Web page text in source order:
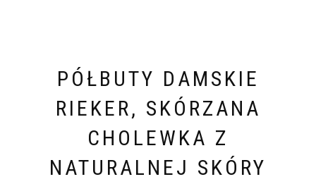
PÓŁBUTY DAMSKIE
RIEKER, SKÓRZANA
CHOLEWKA Z
NATURALNEJ SKÓRY